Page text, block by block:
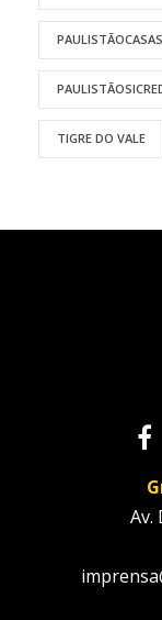
TIGRE DO VALE
Av.